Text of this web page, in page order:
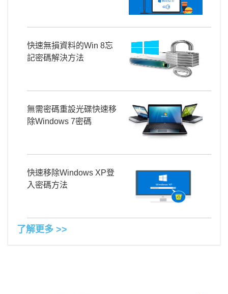
快速無損資料的Win 8忘
記密碼解決方法
無需密碼重設光碟快速移
除Windows 7密碼
快速移除Windows XP登
入密碼方法
了解更多 >>